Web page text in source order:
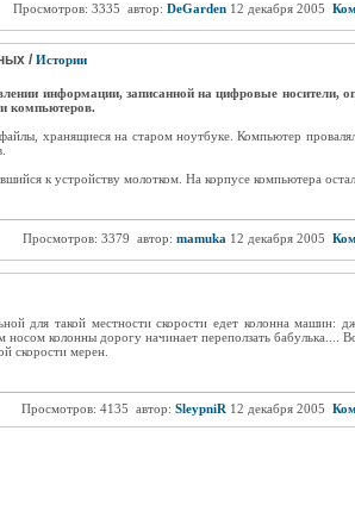
Просмотров: 3335 автор: DeGarden12 декабря 2005
/ Истории
информации, записанной на цифровые носители,
компьютеров.
хранящиеся на старом ноутбуке. Компьютер
к устройству молотком. На корпусе компьютера
Просмотров: 3379 автор: mamuka 12 декабря 2005
для такой местности скорости едет колонна машин:
колонны дорогу начинает переползать бабулька....
скорости мерен.
Просмотров: 4135 автор: SleypniR 12 декабря 2005